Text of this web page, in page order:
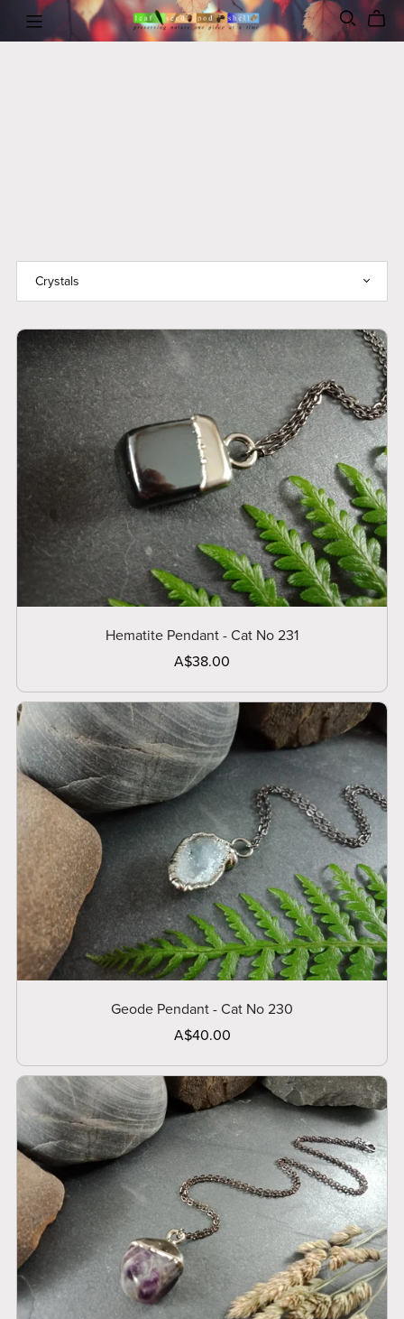
Hematite Pendant - Cat No 231
A$38.00
Geode Pendant - Cat No 230
A$40.00